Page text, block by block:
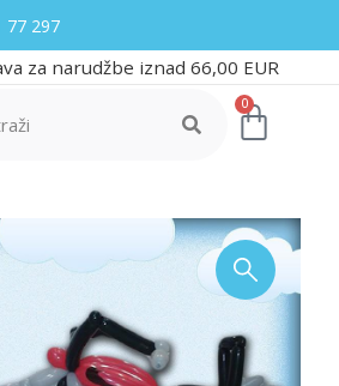
za narudžbe iznad 66,00 EUR
0
297